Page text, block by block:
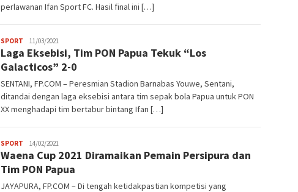
perlawanan Ifan Sport FC. Hasil final ini […]
SPORT JPatading
11/03/2021
Laga Eksebisi, Tim PON Papua Tekuk “Los
Galacticos” 2-0
SENTANI, FP.COM – Peresmian Stadion Barnabas Youwe, Sentani,
ditandai dengan laga eksebisi antara tim sepak bola Papua untuk PON
XX menghadapi tim bertabur bintang Ifan […]
SPORT JPatading
14/02/2021
Waena Cup 2021 Diramaikan Pemain Persipura dan
Tim PON Papua
JAYAPURA, FP.COM – Di tengah ketidakpastian kompetisi yang